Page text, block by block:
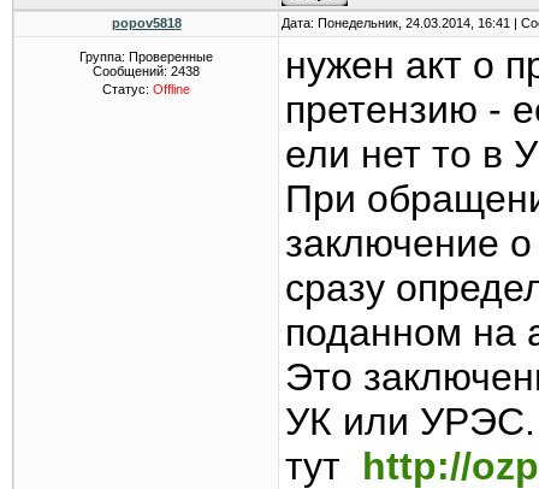
popov5818 Дата: Понедельник, 24.03.2014, 16:41 |
Группа: Проверенные
Сообщений: 2438
Статус: Offline
нужен акт о
претензию -
ели нет то в
При
заключение
сразу
поданном на
Это
УК или УРЭС.
тут http://